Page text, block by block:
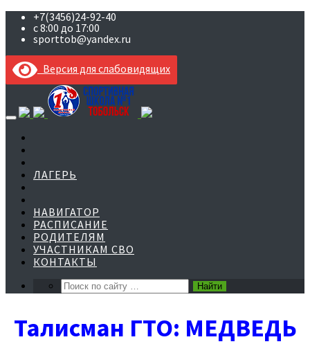
+7(3456)24-92-40
с 8:00 до 17:00
sporttob@yandex.ru
Версия для слабовидящих
content
ЛАГЕРЬ
НАВИГАТОР
РАСПИСАНИЕ
РОДИТЕЛЯМ
УЧАСТНИКАМ СВО
КОНТАКТЫ
Талисман ГТО: МЕДВЕДЬ